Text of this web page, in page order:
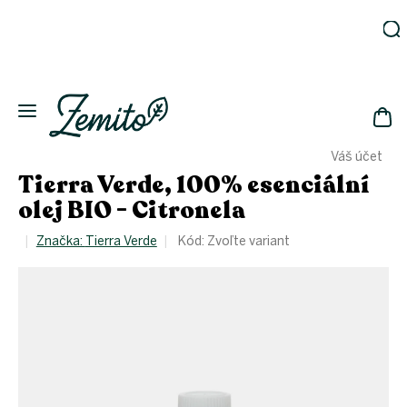
Váš účet
Ekodomácnosť
Ekologická
Kozmetika
Fľaše
Tierra Verde, 100% esenciální
olej BIO - Citronela
Značka: Tierra Verde Kód: Zvoľte variant